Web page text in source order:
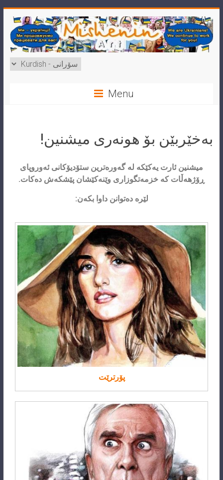
Menu
بەخێربێن بۆ هونەری میشنین!
میشنین ئارت یەکێکە لە گەورەترین ستۆدیۆکانی ئەوروپای
ڕۆژهەڵات کە خزمەتگوزاری وێنەکێشان پێشکەش دەکات.
لێرە دەتوانن داوا بکەن:
پۆرترێت